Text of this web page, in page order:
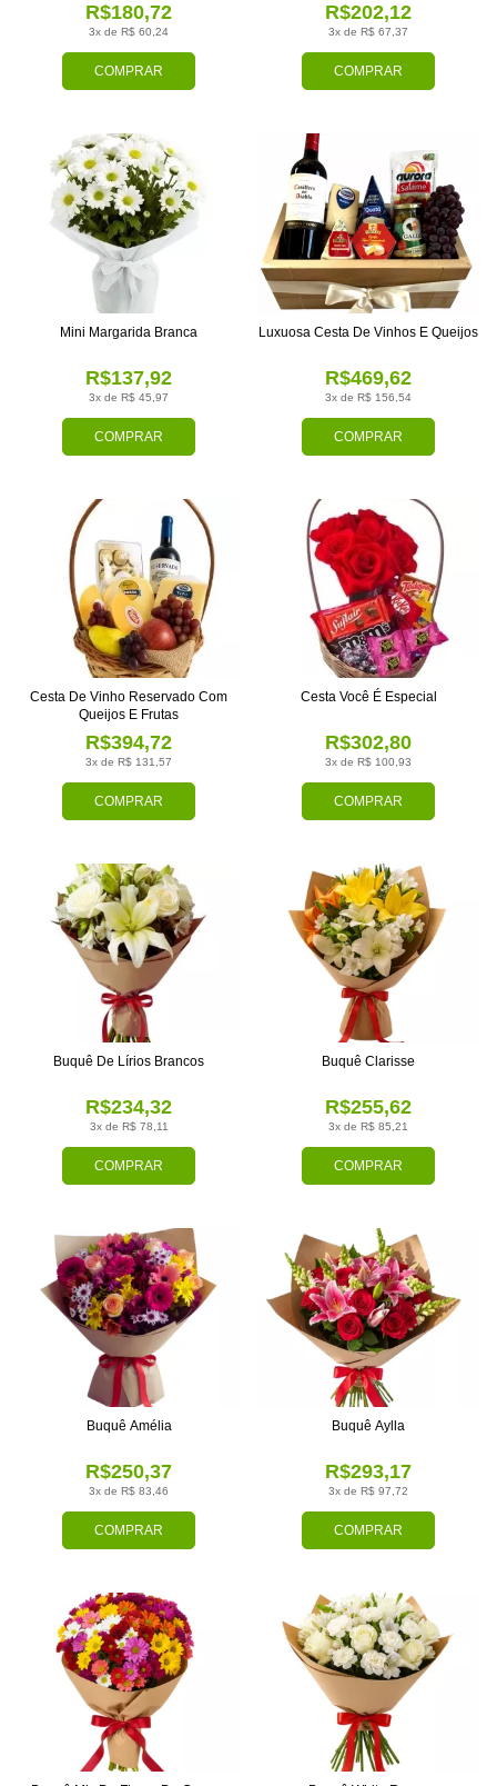
COMPRAR
3x de R$ 60,24
R$180,72
COMPRAR
3x de R$ 67,37
R$202,12
COMPRAR
3x de R$ 45,97
R$137,92
Mini Margarida Branca
COMPRAR
3x de R$ 156,54
R$469,62
Luxuosa Cesta De Vinhos E Queijos
COMPRAR
3x de R$ 131,57
R$394,72
Cesta De Vinho Reservado Com
Queijos E Frutas
COMPRAR
3x de R$ 100,93
R$302,80
Cesta Você É Especial
COMPRAR
3x de R$ 78,11
R$234,32
Buquê De Lírios Brancos
COMPRAR
3x de R$ 85,21
R$255,62
Buquê Clarisse
COMPRAR
3x de R$ 83,46
R$250,37
Buquê Amélia
COMPRAR
3x de R$ 97,72
R$293,17
Buquê Aylla